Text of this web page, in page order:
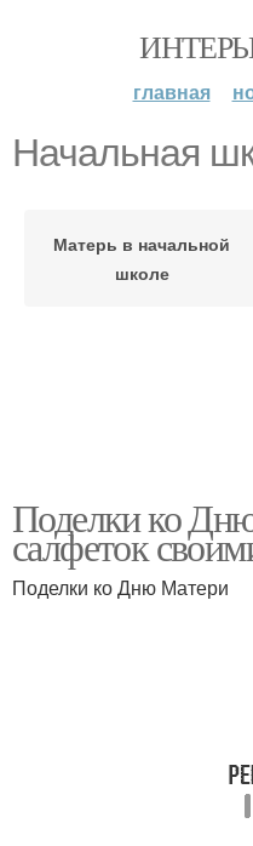
главная
Начальная
Матерь в начальной
школе
Поделки ко
салфеток
Поделки ко Дню Матери